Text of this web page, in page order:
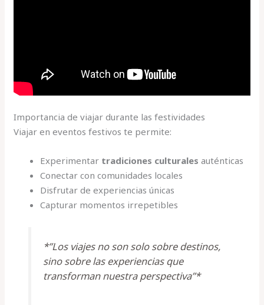
Importancia de viajar durante las festividades
Viajar en eventos festivos te permite:
Experimentar tradiciones culturales auténticas
Conectar con comunidades locales
Disfrutar de experiencias únicas
Capturar momentos irrepetibles
*”Los viajes no son solo sobre destinos,
sino sobre las experiencias que
transforman nuestra perspectiva”*